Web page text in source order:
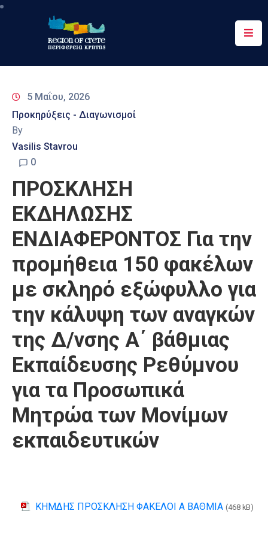
Περιφέρεια
&
Δράσεις
Ψηφιακές
Επικοινωνία
5 Μαΐου, 2026
Προκηρύξεις - Διαγωνισμοί
By
Vasilis Stavrou
0
ΠΡΟΣΚΛΗΣΗ
ΕΚΔΗΛΩΣΗΣ
ΕΝΔΙΑΦΕΡΟΝΤΟΣ Για την
προμήθεια 150 φακέλων
με σκληρό εξώφυλλο για
την κάλυψη των αναγκών
της Δ/νσης Α΄ βάθμιας
Εκπαίδευσης Ρεθύμνου
για τα Προσωπικά
Μητρώα των Μονίμων
εκπαιδευτικών
ΚΗΜΔΗΣ ΠΡΟΣΚΛΗΣΗ ΦΑΚΕΛΟΙ Α ΒΑΘΜΙΑ (468 kB)